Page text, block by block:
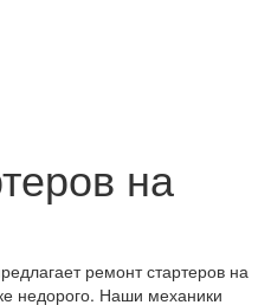
на
ремонт стартеров на
недорого. Наши механики